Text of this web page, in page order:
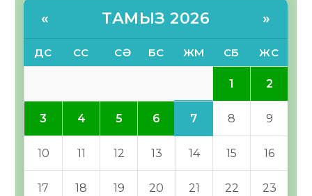
« ТАМЫЗ 2026 »
ДС СС СӘ БС ЖМ СБ ЖС
1 2
3 4 5 6 7 8 9
10 11 12 13 14 15 16
17 18 19 20 21 22 23